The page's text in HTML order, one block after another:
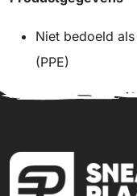
Niet bedoeld
(PPE)